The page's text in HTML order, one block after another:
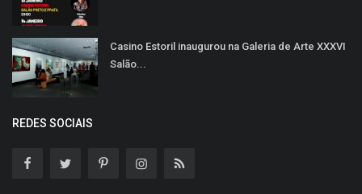
Casino Estoril inaugurou na Galeria de Arte XXXVI
Salão...
REDES SOCIAIS